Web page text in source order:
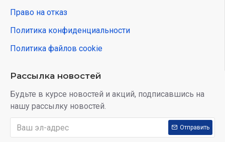
Право на отказ
Политика конфиденциальности
Политика файлов cookie
Рассылка новостей
Будьте в курсе новостей и акций, подписавшись на
нашу рассылку новостей.
Отправить